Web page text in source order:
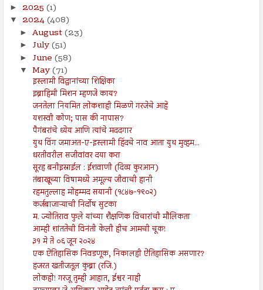
► 2025 (1)
▼ 2024(408)
► August(23)
► July(51)
► June (58)
▼ May(71)
इस्लामी विद्वानांच्या शिक्षिका
इब्राहिमी मिशन म्हणजे काय?
जनतेला नियमित लोकशाही मिळणे गरजेचे आहे
यशस्वी कोण; पास की नापास?
पैगंबरांचे ध्येय आणि त्यांचे मददगार
युथ विंग जमाअत-ए-इस्लामी हिंदचे नाव आता युथ मुव्हम...
धरतीवरील सजीवांवर दया करा
सूरह बनीइस्राईल : ईशवाणी (दिव्य कुरआन)
तंबाखूच्या विषामध्ये अमूल्य जीवाची हानी
रहमतुल्लाह मोहम्मद सयानी (१८४७-१९०२)
कर्जबाजाऱ्याची निर्दोष सुटका
म. ज्योतिराव फुले यांच्या शैक्षणिक विचारांची मौलिकता
आम्ही शांततेची विनंती केली हीच आमची चूक!
३१ मे ते ०६ जून २०२४
एक ऐतिहासिक निवडणूक, निकालही ऐतिहासिक असणार?
हजरत खतीजतूल कुब्रा (रजि.)
लोकहो! गरजू तुम्ही आहात, ईश्वर नाही